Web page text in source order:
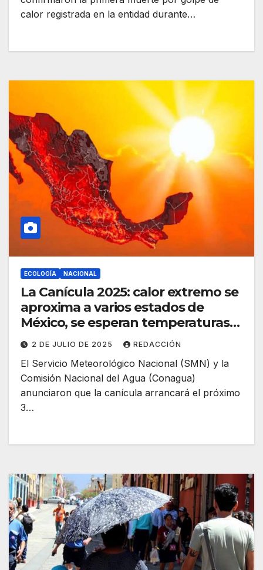
calor registrada en la entidad durante…
ECOLOGÍA NACIONAL
La Canícula 2025: calor extremo se
aproxima a varios estados de
México, se esperan temperaturas
superiores a los 40º C.
2 DE JULIO DE 2025 REDACCIÓN
El Servicio Meteorológico Nacional (SMN) y la
Comisión Nacional del Agua (Conagua)
anunciaron que la canícula arrancará el próximo
3…